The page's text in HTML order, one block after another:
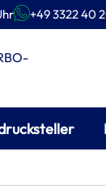
+49 3322 40